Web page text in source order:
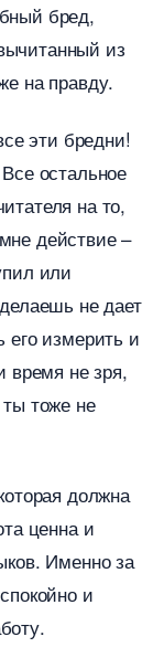
бред,
из
на правду.
эти бредни!
остальное
на то,
действие –
или
не дает
его измерить и
время не зря,
тоже не
должна
ценна и
Именно за
и